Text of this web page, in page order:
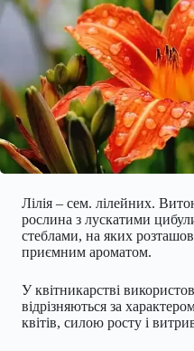
Лілія – сем. лілейних.
рослина з лускатими
стеблами, на яких
приємним ароматом.
У квітникарстві
відрізняються за
квітів, силою росту і